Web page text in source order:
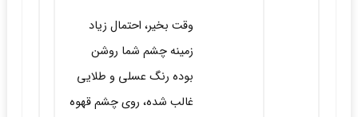
وقت بخیر، احتمال زیاد
زمینه چشم شما روشن
بوده رنگ عسلی و طلایی
غالب شده، روی چشم قهوه